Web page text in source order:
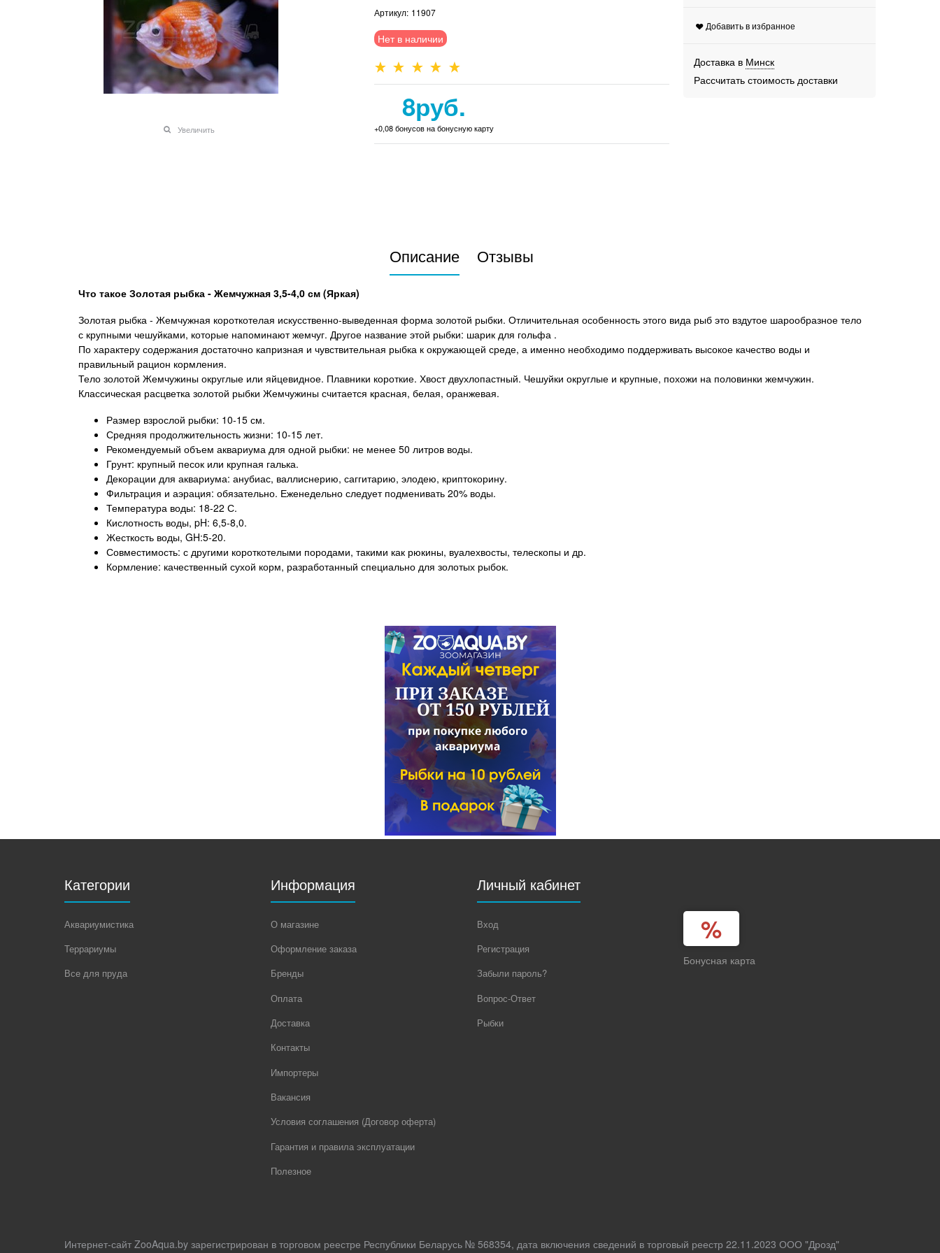
Увеличить
Артикул: 11907
Нет в наличии
8руб.
+0,08 бонусов на бонусную карту
Добавить в избранное
Доставка в Минск
Рассчитать стоимость доставки
Описание Отзывы
Что такое Золотая рыбка - Жемчужная 3,5-4,0 см (Яркая)
Золотая рыбка - Жемчужная короткотелая искусственно-выведенная форма золотой рыбки. Отличительная особенность этого вида рыб это вздутое шарообразное тело
с крупными чешуйками, которые напоминают жемчуг. Другое название этой рыбки: шарик для гольфа .
По характеру содержания достаточно капризная и чувствительная рыбка к окружающей среде, а именно необходимо поддерживать высокое качество воды и
правильный рацион кормления.
Тело золотой Жемчужины округлые или яйцевидное. Плавники короткие. Хвост двухлопастный. Чешуйки округлые и крупные, похожи на половинки жемчужин.
Классическая расцветка золотой рыбки Жемчужины считается красная, белая, оранжевая.
Размер взрослой рыбки: 10-15 см.
Средняя продолжительность жизни: 10-15 лет.
Рекомендуемый объем аквариума для одной рыбки: не менее 50 литров воды.
Грунт: крупный песок или крупная галька.
Декорации для аквариума: анубиас, валлиснерию, саггитарию, элодею, криптокорину.
Фильтрация и аэрация: обязательно. Еженедельно следует подменивать 20% воды.
Температура воды: 18-22 С.
Кислотность воды, pH: 6,5-8,0.
Жесткость воды, GH:5-20.
Совместимость: с другими короткотелыми породами, такими как рюкины, вуалехвосты, телескопы и др.
Кормление: качественный сухой корм, разработанный специально для золотых рыбок.
Категории
Аквариумистика
Террариумы
Все для пруда
Информация
О магазине
Оформление заказа
Бренды
Оплата
Доставка
Контакты
Импортеры
Вакансия
Условия соглашения (Договор оферта)
Гарантия и правила эксплуатации
Полезное
Личный кабинет
Вход
Регистрация
Забыли пароль?
Вопрос-Ответ
Рыбки
Бонусная карта
Интернет-сайт ZooAqua.by зарегистрирован в торговом реестре Республики Беларусь № 568354, дата включения сведений в торговый реестр 22.11.2023 ООО "Дрозд"